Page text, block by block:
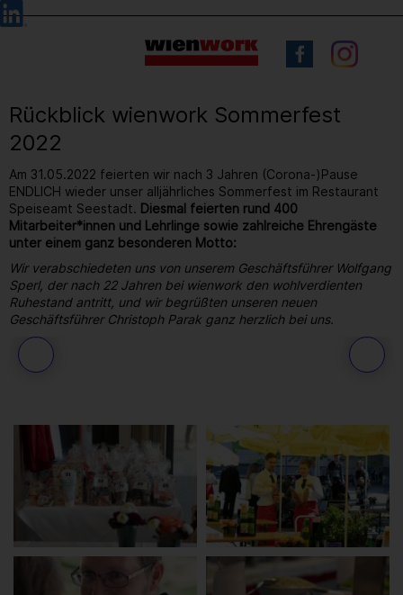
Barrierefreie
Bedienung
Sprachauswahl
Rückblick wienwork Sommerfest
2022
Am 31.05.2022 feierten wir nach 3 Jahren (Corona-)Pause
ENDLICH wieder unser alljährliches Sommerfest im Restaurant
Speiseamt Seestadt. Diesmal feierten rund 400
Mitarbeiter*innen und Lehrlinge sowie zahlreiche Ehrengäste
unter einem ganz besonderen Motto:
Wir verabschiedeten uns von unserem Geschäftsführer Wolfgang
Sperl, der nach 22 Jahren bei wienwork den wohlverdienten
Ruhestand antritt, und wir begrüßten unseren neuen
Geschäftsführer Christoph Parak ganz herzlich bei uns.
176 / 264